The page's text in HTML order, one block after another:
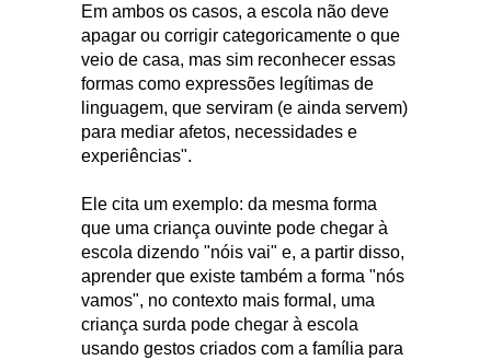
Em ambos os casos, a escola não deve
apagar ou corrigir categoricamente o que
veio de casa, mas sim reconhecer essas
formas como expressões legítimas de
linguagem, que serviram (e ainda servem)
para mediar afetos, necessidades e
experiências".
Ele cita um exemplo: da mesma forma
que uma criança ouvinte pode chegar à
escola dizendo "nóis vai" e, a partir disso,
aprender que existe também a forma "nós
vamos", no contexto mais formal, uma
criança surda pode chegar à escola
usando gestos criados com a família para